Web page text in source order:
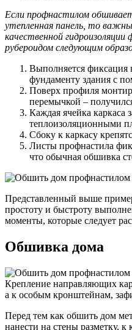
Если профнастилом
утепленная панель, то
качественной
рубероидом следующим
Выполняется
фундаменту здания с
Поверх профиля
перемычкой –
Каждая ячейка каркаса
теплоизоляционными
Сбоку к каркасу
Листы профнастила
что обычная обшивка
Представленный выше
простоту и быстроту
моменты, которые следует
Обшивка дома
Крепление направляющих
а к особым кронштейнам,
Перед тем как обшить дом
нанести на стены разметку, к